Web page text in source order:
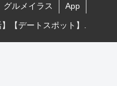
グルメイラス App
【デートスポット】.